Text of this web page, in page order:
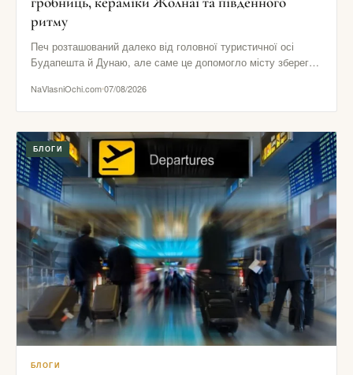
ритму
Печ розташований далеко від головної туристичної осі
Будапешта й Дунаю, але саме це допомогло місту зберегти
NaVlasniOchi.com07/08/2026
БЛОГИ
БЛОГИ